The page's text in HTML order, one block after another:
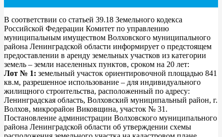
В соответствии со статьей 39.18 Земельного кодекса
Российской Федерации Комитет по управлению
муниципальным имуществом Волховского муниципального
района Ленинградской области информирует о предстоящем
предоставлении в аренду земельных участков из категории
земель – земли населенных пунктов, сроком на 20 лет:
Лот № 1: земельный участок ориентировочной площадью 841
кв.м, разрешенное использование – для индивидуального
жилищного строительства, расположенный по адресу:
Ленинградская область, Волховский муниципальный район, г.
Волхов, микрорайон Виковщина, участок № 31.
Постановление администрации Волховского муниципального
района Ленинградской области об утверждении схемы